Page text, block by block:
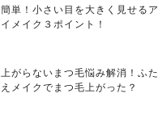
簡単！小さい目を大きく見せるア
イメイク３ポイント！
上がらないまつ毛悩み解消！ふた
えメイクでまつ毛上がった？